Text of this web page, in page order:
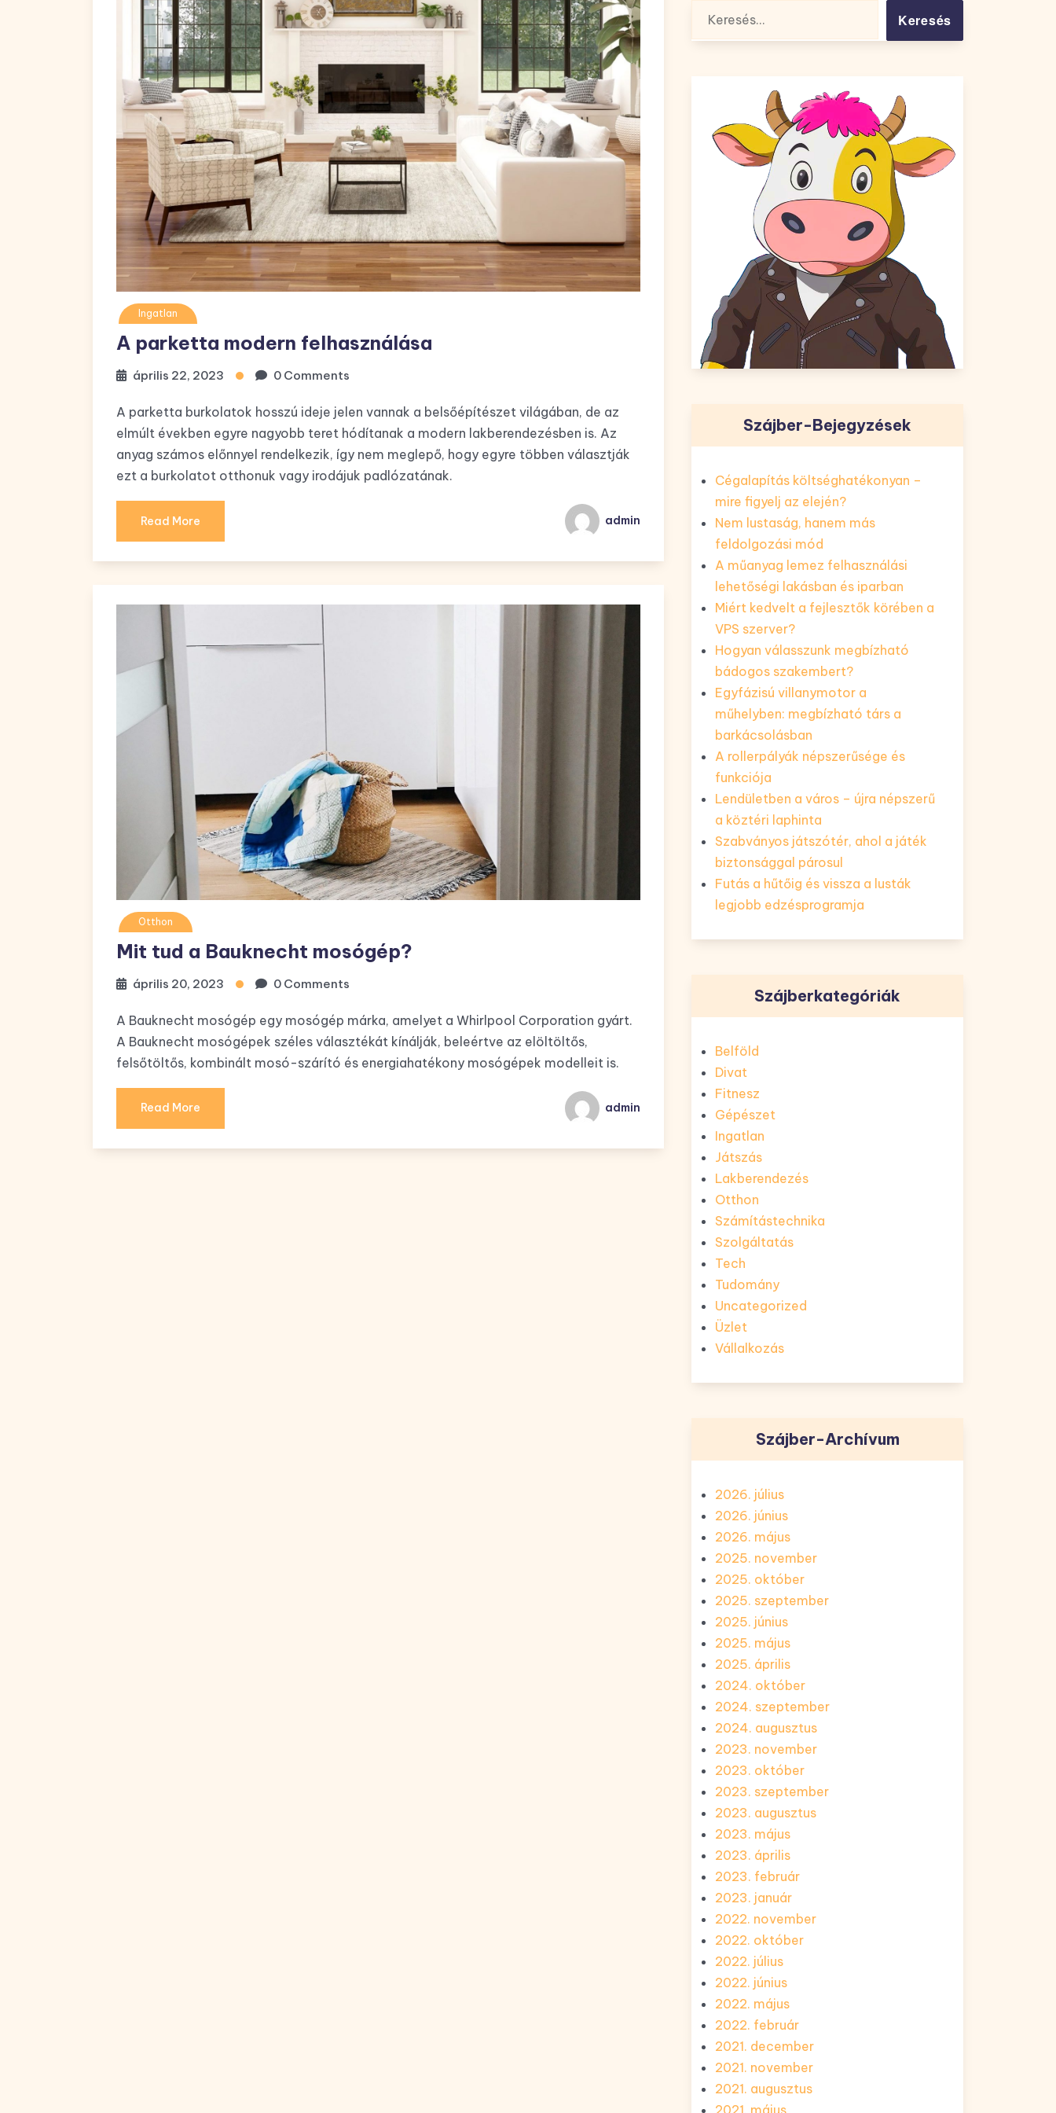
Ingatlan
A parketta modern felhasználása
április 22, 2023 0 Comments
A parketta burkolatok hosszú ideje jelen vannak a belsőépítészet világában, de az
elmúlt években egyre nagyobb teret hódítanak a modern lakberendezésben is. Az
anyag számos előnnyel rendelkezik, így nem meglepő, hogy egyre többen választják
ezt a burkolatot otthonuk vagy irodájuk padlózatának.
Read More admin
Otthon
Mit tud a Bauknecht mosógép?
április 20, 2023 0 Comments
A Bauknecht mosógép egy mosógép márka, amelyet a Whirlpool Corporation gyárt.
A Bauknecht mosógépek széles választékát kínálják, beleértve az elöltöltős,
felsőtöltős, kombinált mosó-szárító és energiahatékony mosógépek modelleit is.
Read More admin
Szájber-Bejegyzések
Cégalapítás költséghatékonyan –
mire figyelj az elején?
Nem lustaság, hanem más
feldolgozási mód
A műanyag lemez felhasználási
lehetőségi lakásban és iparban
Miért kedvelt a fejlesztők körében a
VPS szerver?
Hogyan válasszunk megbízható
bádogos szakembert?
Egyfázisú villanymotor a
műhelyben: megbízható társ a
barkácsolásban
A rollerpályák népszerűsége és
funkciója
Lendületben a város – újra népszerű
a köztéri laphinta
Szabványos játszótér, ahol a játék
biztonsággal párosul
Futás a hűtőig és vissza a lusták
legjobb edzésprogramja
Szájberkategóriák
Belföld
Divat
Fitnesz
Gépészet
Ingatlan
Játszás
Lakberendezés
Otthon
Számítástechnika
Szolgáltatás
Tech
Tudomány
Uncategorized
Üzlet
Vállalkozás
Szájber-Archívum
2026. július
2026. június
2026. május
2025. november
2025. október
2025. szeptember
2025. június
2025. május
2025. április
2024. október
2024. szeptember
2024. augusztus
2023. november
2023. október
2023. szeptember
2023. augusztus
2023. május
2023. április
2023. február
2023. január
2022. november
2022. október
2022. július
2022. június
2022. május
2022. február
2021. december
2021. november
2021. augusztus